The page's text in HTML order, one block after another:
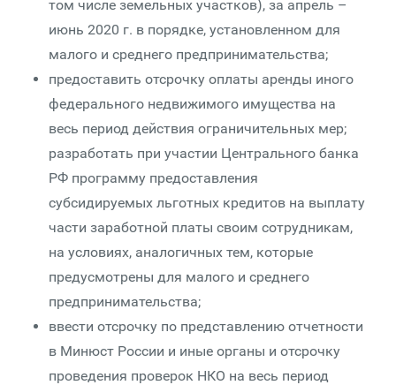
том числе земельных участков), за апрель –
июнь 2020 г. в порядке, установленном для
малого и среднего предпринимательства;
предоставить отсрочку оплаты аренды иного
федерального недвижимого имущества на
весь период действия ограничительных мер;
разработать при участии Центрального банка
РФ программу предоставления
субсидируемых льготных кредитов на выплату
части заработной платы своим сотрудникам,
на условиях, аналогичных тем, которые
предусмотрены для малого и среднего
предпринимательства;
ввести отсрочку по представлению отчетности
в Минюст России и иные органы и отсрочку
проведения проверок НКО на весь период